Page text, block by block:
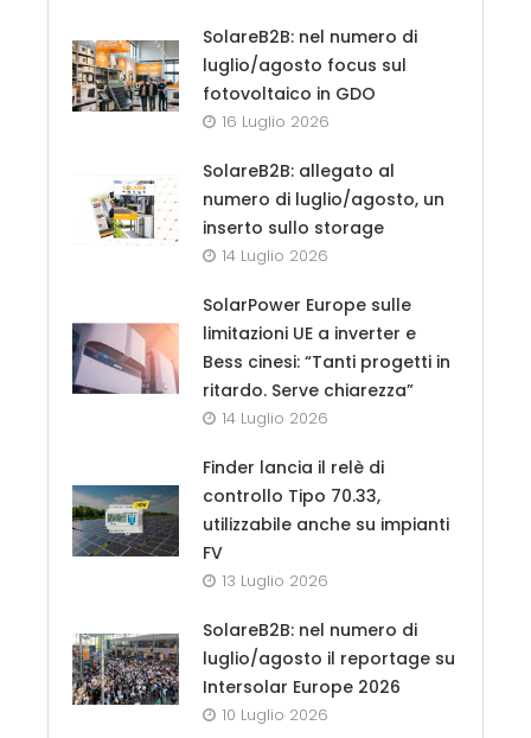
SolareB2B: nel numero di
luglio/agosto focus sul
fotovoltaico in GDO
16 Luglio 2026
SolareB2B: allegato al
numero di luglio/agosto, un
inserto sullo storage
14 Luglio 2026
SolarPower Europe sulle
limitazioni UE a inverter e
Bess cinesi: “Tanti progetti in
ritardo. Serve chiarezza”
14 Luglio 2026
Finder lancia il relè di
controllo Tipo 70.33,
utilizzabile anche su impianti
FV
13 Luglio 2026
SolareB2B: nel numero di
luglio/agosto il reportage su
Intersolar Europe 2026
10 Luglio 2026